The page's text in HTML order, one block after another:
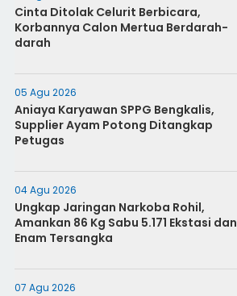
Cinta Ditolak Celurit Berbicara,
Korbannya Calon Mertua Berdarah-
darah
05 Agu 2026
Aniaya Karyawan SPPG Bengkalis,
Supplier Ayam Potong Ditangkap
Petugas
04 Agu 2026
Ungkap Jaringan Narkoba Rohil,
Amankan 86 Kg Sabu 5.171 Ekstasi dan
Enam Tersangka
07 Agu 2026